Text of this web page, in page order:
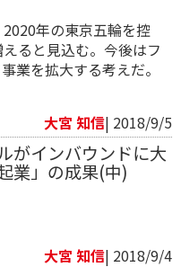
年の東京五輪を控
ると見込む。今後はフ
業を拡大する考えだ。
大宮 知信| 2018/9/5
がインバウンドに大
業」の成果(中)
大宮 知信| 2018/9/4